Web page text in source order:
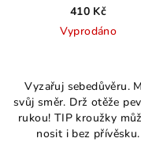
410 Kč
Vyprodáno
produktu
je
5,0
z
Vyzařuj sebedůvěru.
svůj směr. Drž otěže
rukou! TIP kroužky
nosit i bez přívěsku.